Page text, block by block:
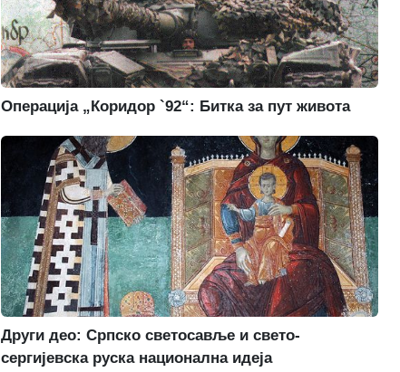
Операција „Коридор `92“: Битка за пут живота
Други део: Српско светосавље и свето-
сергијевска руска национална идеја